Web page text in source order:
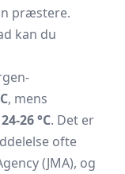
præstere.
kan du
, mens
24-26 °C. Det er
ofte
(JMA), og